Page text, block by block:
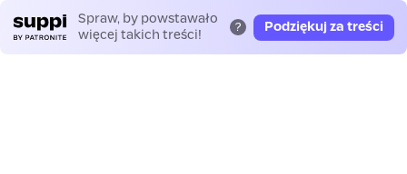
Spraw, by powstawało
więcej takich treści!
? Podziękuj za treści